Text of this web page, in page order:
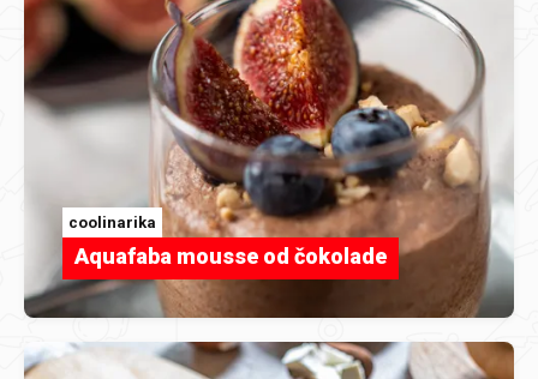
coolinarika
Aquafaba mousse od čokolade